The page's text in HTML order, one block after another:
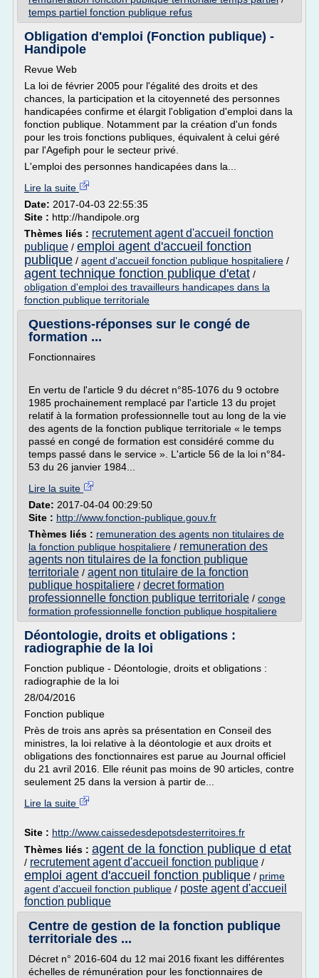
temps partiel fonction publique refus
Obligation d'emploi (Fonction publique) -
Handipole
Revue Web
La loi de février 2005 pour l'égalité des droits et des
chances, la participation et la citoyenneté des personnes
handicapées confirme et élargit l'obligation d'emploi dans la
fonction publique. Notamment par la création d'un fonds
pour les trois fonctions publiques, équivalent à celui géré
par l'Agefiph pour le secteur privé.
L'emploi des personnes handicapées dans la...
Lire la suite
Date: 2017-04-03 22:55:35
Site : http://handipole.org
Thèmes liés : recrutement agent d'accueil fonction
publique / emploi agent d'accueil fonction
publique / agent d'accueil fonction publique hospitaliere /
agent technique fonction publique d'etat /
obligation d'emploi des travailleurs handicapes dans la
fonction publique territoriale
Questions-réponses sur le congé de
formation ...
Fonctionnaires
En vertu de l'article 9 du décret n°85-1076 du 9 octobre
1985 prochainement remplacé par l'article 13 du projet
relatif à la formation professionnelle tout au long de la vie
des agents de la fonction publique territoriale « le temps
passé en congé de formation est considéré comme du
temps passé dans le service ». L'article 56 de la loi n°84-
53 du 26 janvier 1984...
Lire la suite
Date: 2017-04-04 00:29:50
Site : http://www.fonction-publique.gouv.fr
Thèmes liés : remuneration des agents non titulaires de
la fonction publique hospitaliere / remuneration des
agents non titulaires de la fonction publique
territoriale / agent non titulaire de la fonction
publique hospitaliere / decret formation
professionnelle fonction publique territoriale / conge
formation professionnelle fonction publique hospitaliere
Déontologie, droits et obligations :
radiographie de la loi
Fonction publique - Déontologie, droits et obligations :
radiographie de la loi
28/04/2016
Fonction publique
Près de trois ans après sa présentation en Conseil des
ministres, la loi relative à la déontologie et aux droits et
obligations des fonctionnaires est parue au Journal officiel
du 21 avril 2016. Elle réunit pas moins de 90 articles, contre
seulement 25 dans la version à partir de...
Lire la suite
Site : http://www.caissedesdepotsdesterritoires.fr
Thèmes liés : agent de la fonction publique d etat
/ recrutement agent d'accueil fonction publique /
emploi agent d'accueil fonction publique / prime
agent d'accueil fonction publique / poste agent d'accueil
fonction publique
Centre de gestion de la fonction publique
territoriale des ...
Décret n° 2016-604 du 12 mai 2016 fixant les différentes
échelles de rémunération pour les fonctionnaires de